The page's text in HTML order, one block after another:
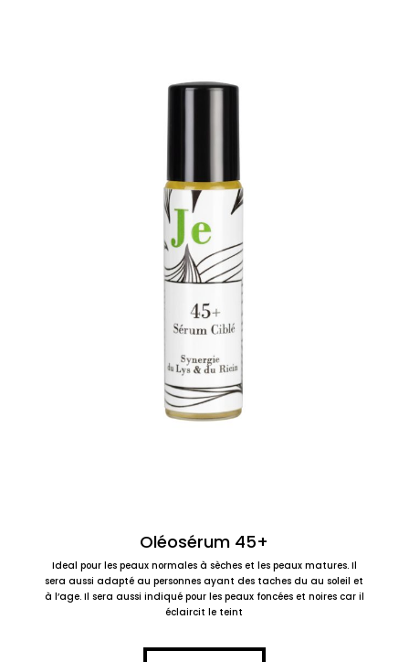
Oléosérum 45+
Ideal pour les peaux normales à sèches et les peaux matures. Il
sera aussi adapté au personnes ayant des taches du au soleil et
à l’age. Il sera aussi indiqué pour les peaux foncées et noires car il
éclaircit le teint